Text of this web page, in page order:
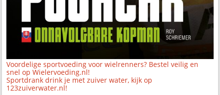
Voordelige sportvoeding voor wielrenners? Bestel veilig en
snel op Wielervoeding.nl!
Sportdrank drink je met zuiver water, kijk op
123zuiverwater.nl!